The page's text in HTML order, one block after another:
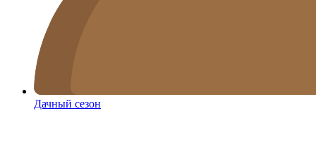
Дачный сезон